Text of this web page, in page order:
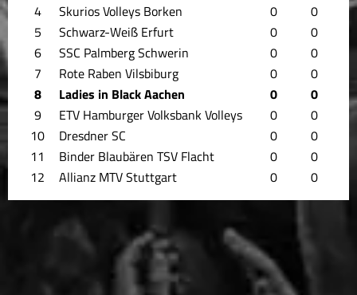
4
Skurios Volleys Borken 0
0
5
Schwarz-Weiß Erfurt 0
0
6
SSC Palmberg Schwerin 0
0
7
Rote Raben Vilsbiburg 0
0
8
Ladies in Black Aachen 0
0
9
ETV Hamburger Volksbank Volleys 0
0
10
Dresdner SC 0
0
11
Binder Blaubären TSV Flacht 0
0
12
Allianz MTV Stuttgart 0 0